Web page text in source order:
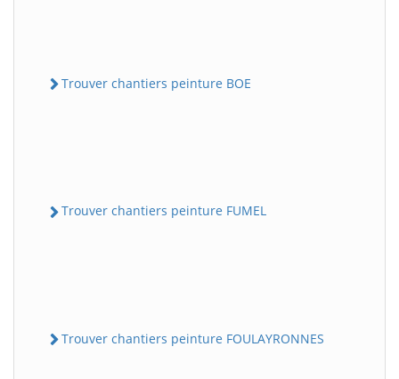
Trouver chantiers peinture BOE
Trouver chantiers peinture FUMEL
Trouver chantiers peinture FOULAYRONNES